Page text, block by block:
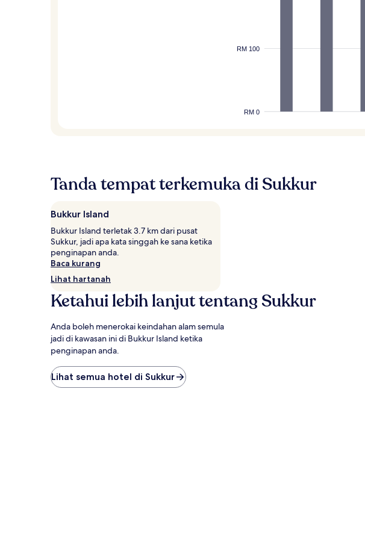
RM 0
RM 100
Tanda tempat terkemuka di Sukkur
Bukkur Island
Bukkur Island terletak 3.7 km dari pusat
Sukkur, jadi apa kata singgah ke sana ketika
penginapan anda.
Baca kurang
Lihat hartanah
Ketahui lebih lanjut tentang Sukkur
Anda boleh menerokai keindahan alam semula
jadi di kawasan ini di Bukkur Island ketika
penginapan anda.
Lihat semua hotel di Sukkur